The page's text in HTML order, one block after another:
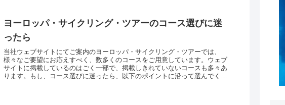
ヨーロッパ・サイクリング・ツアーのコース選びに迷
ったら
当社ウェブサイトにてご案内のヨーロッパ・サイクリング・ツアーでは、
様々なご要望にお応えすべく、数多くのコースをご用意しています。ウェブ
サイトに掲載しているのはごく一部で、掲載しきれていないコースも多々あ
ります。もし、コース選びに迷ったら、以下のポイントに沿って選んでくだ